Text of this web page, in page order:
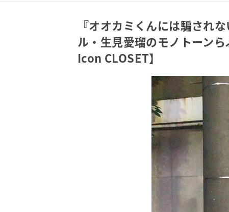
『オオカミくんには騙され
ル・生見愛瑠のモノトーン
Icon CLOSET】